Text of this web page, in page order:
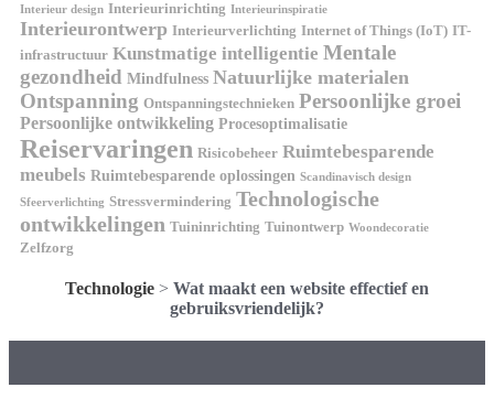
Interieur design Interieurinrichting Interieurinspiratie
Interieurontwerp Interieurverlichting Internet of Things (IoT) IT-
infrastructuur Kunstmatige intelligentie Mentale
gezondheid Mindfulness Natuurlijke materialen
Ontspanning Ontspanningstechnieken Persoonlijke groei
Persoonlijke ontwikkeling Procesoptimalisatie
Reiservaringen Risicobeheer Ruimtebesparende
meubels Ruimtebesparende oplossingen Scandinavisch design
Sfeerverlichting Stressvermindering Technologische
ontwikkelingen Tuininrichting Tuinontwerp Woondecoratie
Zelfzorg
Technologie > Wat maakt een website effectief en
gebruiksvriendelijk?